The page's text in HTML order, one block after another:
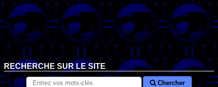
RECHERCHE SUR LE SITE
Chercher